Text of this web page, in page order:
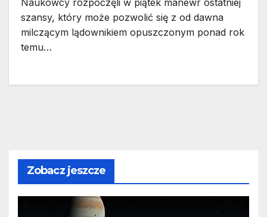
Naukowcy rozpoczęli w piątek manewr ostatniej
szansy, który może pozwolić się z od dawna
milczącym lądownikiem opuszczonym ponad rok
temu…
Zobacz jeszcze